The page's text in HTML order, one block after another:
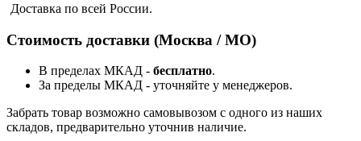
Доставка по всей России.
Стоимость доставки (Москва / МО)
В пределах МКАД - бесплатно.
За пределы МКАД - уточняйте у менеджеров.
Забрать товар возможно самовывозом с одного из наших
складов, предварительно уточнив наличие.